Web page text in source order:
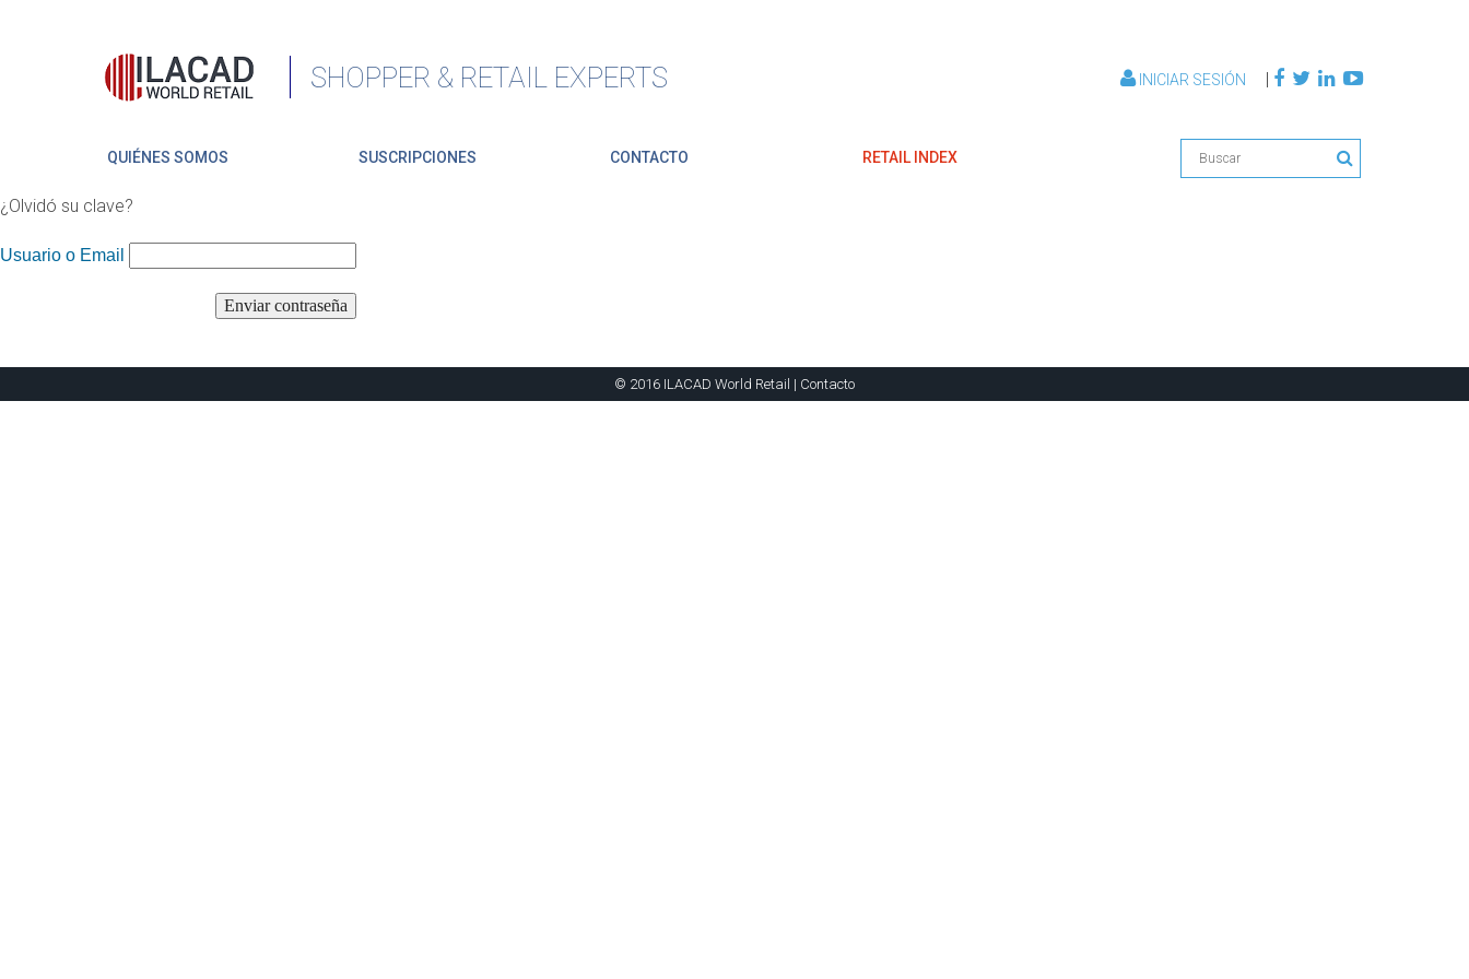
SHOPPER & RETAIL EXPERTS INICIAR SESIÓN |
QUIÉNES SOMOS SUSCRIPCIONES CONTACTO RETAIL INDEX
¿Olvidó su clave?
Usuario o Email
© 2016 ILACAD World Retail | Contacto